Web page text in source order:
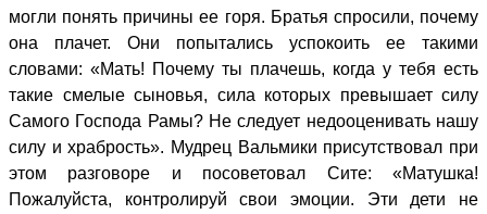
могли понять причины ее горя. Братья спросили, почему
она плачет. Они попытались успокоить ее такими
словами: «Мать! Почему ты плачешь, когда у тебя есть
такие смелые сыновья, сила которых превышает силу
Самого Господа Рамы? Не следует недооценивать нашу
силу и храбрость». Мудрец Вальмики присутствовал при
этом разговоре и посоветовал Сите: «Матушка!
Пожалуйста, контролируй свои эмоции. Эти дети не